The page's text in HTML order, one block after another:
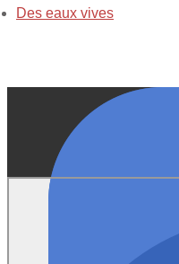
Des eaux vives